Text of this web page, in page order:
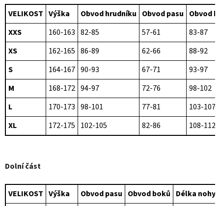
VELIKOST Výška Obvod hrudníku Obvod pasu Obvod
XXS
160-163 82-85 57-61
83-87
XS
162-165 86-89 62-66
88-92
S
164-167 90-93 67-71
93-97
M
168-172 94-97 72-76
98-102
L
170-173 98-101 77-81
103-107
XL
172-175 102-105 82-86 108-112
Dolní část
VELIKOST Výška Obvod pasu Obvod boků Délka nohy